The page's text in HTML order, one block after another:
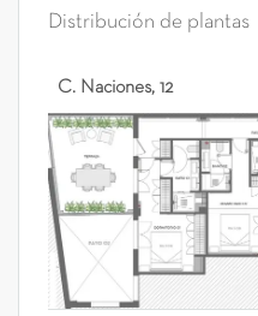
Distribución de plantas
C. Naciones, 12